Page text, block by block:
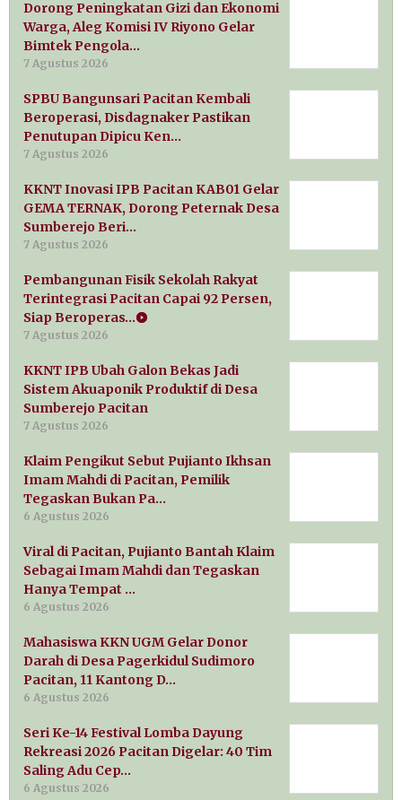
Dorong Peningkatan Gizi dan Ekonomi
Warga, Aleg Komisi IV Riyono Gelar
Bimtek Pengola…
7 Agustus 2026
SPBU Bangunsari Pacitan Kembali
Beroperasi, Disdagnaker Pastikan
Penutupan Dipicu Ken…
7 Agustus 2026
KKNT Inovasi IPB Pacitan KAB01 Gelar
GEMA TERNAK, Dorong Peternak Desa
Sumberejo Beri…
7 Agustus 2026
Pembangunan Fisik Sekolah Rakyat
Terintegrasi Pacitan Capai 92 Persen,
Siap Beroperas…
7 Agustus 2026
KKNT IPB Ubah Galon Bekas Jadi
Sistem Akuaponik Produktif di Desa
Sumberejo Pacitan
7 Agustus 2026
Klaim Pengikut Sebut Pujianto Ikhsan
Imam Mahdi di Pacitan, Pemilik
Tegaskan Bukan Pa…
6 Agustus 2026
Viral di Pacitan, Pujianto Bantah Klaim
Sebagai Imam Mahdi dan Tegaskan
Hanya Tempat …
6 Agustus 2026
Mahasiswa KKN UGM Gelar Donor
Darah di Desa Pagerkidul Sudimoro
Pacitan, 11 Kantong D…
6 Agustus 2026
Seri Ke-14 Festival Lomba Dayung
Rekreasi 2026 Pacitan Digelar: 40 Tim
Saling Adu Cep…
6 Agustus 2026